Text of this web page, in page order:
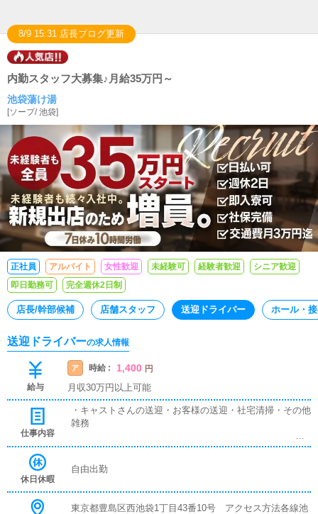
8/9 15:31 店長ブログ更新
内勤スタッフ大募集♪月給35万円～
池袋蕩け湯
[ソープ/池袋]
正社員 アルバイト 女性歓迎 未経験可 経験者歓迎
シニア歓迎
即日勤務可
完全週休2日制
店長/幹部候補 店舗スタッフ 送迎ドライバー ホール・
送迎ドライバーの求人情報
給与
ア 時給 : 1,400 円
月収30万円以上可能
仕事内容
・キャストさんの送迎・お客様の送迎・社宅清掃・その他
雑務
休日休暇
自由出勤
東京都豊島区西池袋1丁目43番10号 アクセス方法各線池